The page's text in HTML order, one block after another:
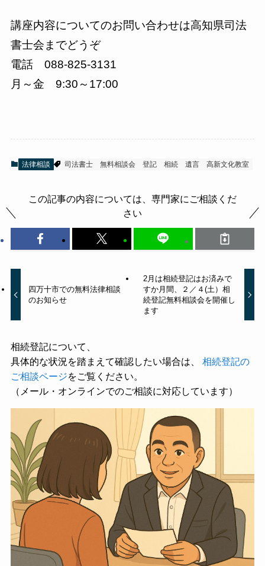
講座内容についてのお問い合わせは高知県司法
書士会までどうぞ
電話 088-825-3131
月～金 9:30～17:00
法律相談 司法書士 無料相談会 登記 相続 遺言 高新文化教室
この記事の内容については、専門家にご相談くだ
さい
四万十市での無料法律相談
のお知らせ
2月は相続登記はお済みで
すか月間、２／４(土）相
続登記無料相談会を開催し
ます
相続登記について、
具体的な状況を踏まえて確認したい場合は、 相続登記の
ご相談ページをご覧ください。
（メール・オンラインでのご相談に対応しています）